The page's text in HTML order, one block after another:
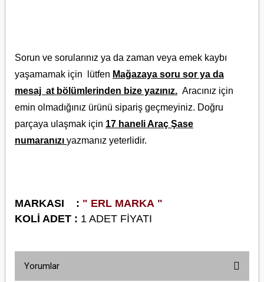
Sorun ve sorularınız ya da zaman veya emek kaybı
yaşamamak için lütfen Mağazaya soru sor ya da
mesaj at bölümlerinden bize yazınız. Aracınız için
emin olmadığınız ürünü sipariş geçmeyiniz. Doğru
parçaya ulaşmak için 17 haneli Araç Şase
numaranızı yazmanız yeterlidir.
MARKASI : " ERL MARKA "
KOLİ ADET : 1 ADET FİYATI
Yorumlar